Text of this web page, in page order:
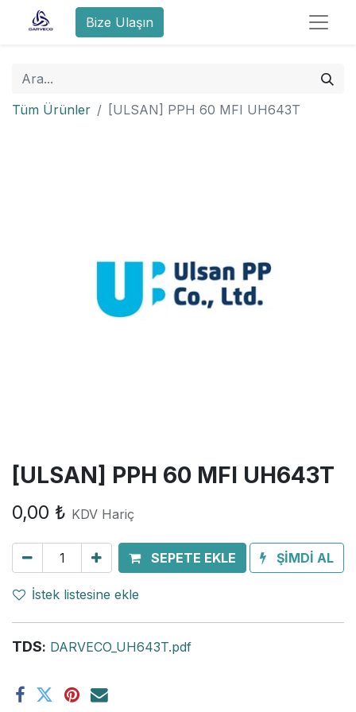
Bize Ulaşın
Tüm Ürünler [ULSAN] PPH 60 MFI UH643T
[ULSAN] PPH 60 MFI UH643T
0,00 ₺ KDV Hariç
SEPETE EKLE ŞİMDİ AL
İstek listesine ekle
TDS: DARVECO_UH643T.pdf